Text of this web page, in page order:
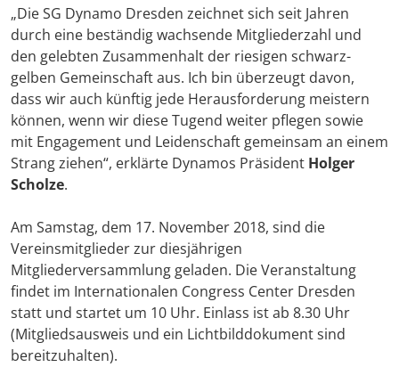
„Die SG Dynamo Dresden zeichnet sich seit Jahren
durch eine beständig wachsende Mitgliederzahl und
den gelebten Zusammenhalt der riesigen schwarz-
gelben Gemeinschaft aus. Ich bin überzeugt davon,
dass wir auch künftig jede Herausforderung meistern
können, wenn wir diese Tugend weiter pflegen sowie
mit Engagement und Leidenschaft gemeinsam an einem
Strang ziehen“, erklärte Dynamos Präsident Holger
Scholze.
Am Samstag, dem 17. November 2018, sind die
Vereinsmitglieder zur diesjährigen
Mitgliederversammlung geladen. Die Veranstaltung
findet im Internationalen Congress Center Dresden
statt und startet um 10 Uhr. Einlass ist ab 8.30 Uhr
(Mitgliedsausweis und ein Lichtbilddokument sind
bereitzuhalten).